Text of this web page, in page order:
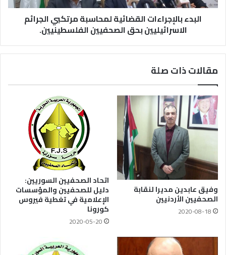
البدء بالإجراءات القضائية لمحاسبة مرتكبي الجرائم
الاسرائيليين بحق الصحفيين الفلسطينيين.
مقالات ذات صلة
وفيق عابدين مديرا لنقابة
الصحفيين الأردنيين
2020-08-18
اتحاد الصحفيين السوريين:
دليل للصحفيين والمؤسسات
الإعلامية في تغطية فيروس
كورونا
2020-05-20